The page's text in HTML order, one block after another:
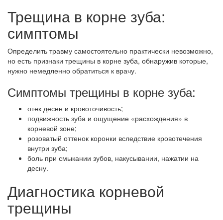
Трещина в корне зуба:
симптомы
Определить травму самостоятельно практически невозможно,
но есть признаки трещины в корне зуба, обнаружив которые,
нужно немедленно обратиться к врачу.
Симптомы трещины в корне зуба:
отек десен и кровоточивость;
подвижность зуба и ощущение «расхождения» в
корневой зоне;
розоватый оттенок коронки вследствие кровотечения
внутри зуба;
боль при смыкании зубов, накусывании, нажатии на
десну.
Диагностика корневой
трещины